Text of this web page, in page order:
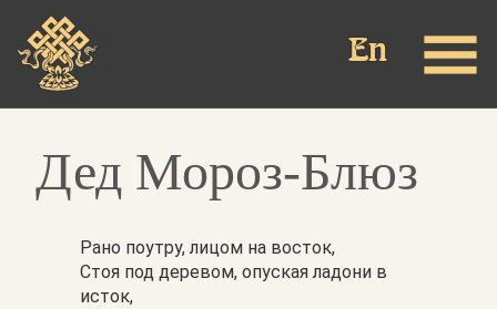
основному
содержанию
Дед Мороз-Блюз
Рано поутру, лицом на восток,
Стоя под деревом, опуская ладони в
исток,